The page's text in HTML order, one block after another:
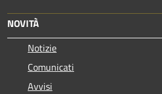
NOVITÀ
Notizie
Comunicati
Avvisi